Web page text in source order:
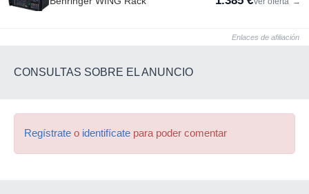
Enlaces de afiliación
CONSULTAS SOBRE EL ANUNCIO
Regístrate o identifícate para poder comentar